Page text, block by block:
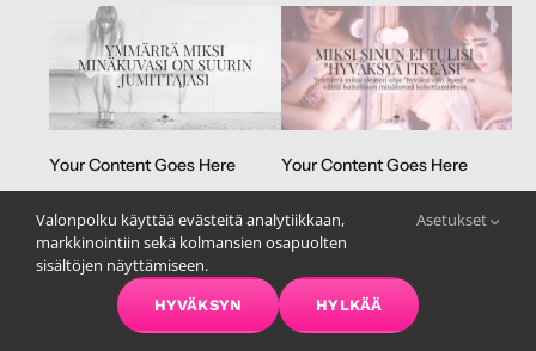
Your Content Goes Here
ET VOI YLITTÄÄ
MINÄKUVAASI – SIKSI
UNELMAT JÄÄVÄT
PUOLITIEHEN
Your Content Goes Here
MIKSI SINUN EI OLE
HYVÄKSI ”HYVÄKSYÄ
KUIN OLET”
Valonpolku käyttää evästeitä analytiikkaan,
markkinointiin sekä kolmansien osapuolten
sisältöjen näyttämiseen.
Asetukset
HYVÄKSYN HYLKÄÄ